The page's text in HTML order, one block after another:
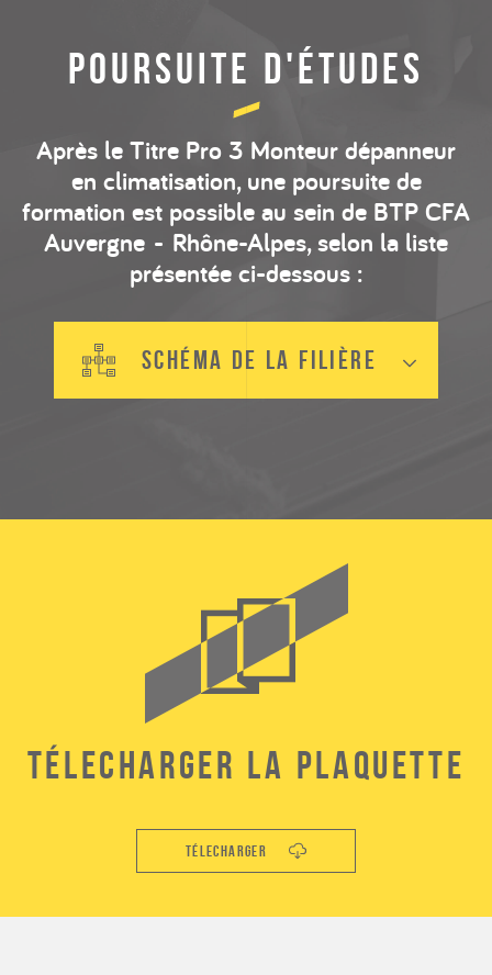
POURSUITE D'ÉTUDES
Après le Titre Pro 3 Monteur dépanneur
en climatisation, une poursuite de
formation est possible au sein de BTP CFA
Auvergne - Rhône-Alpes, selon la liste
présentée ci-dessous :
schéma de la filière
Télecharger la plaquette
Télecharger